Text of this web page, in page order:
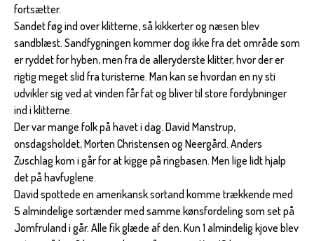
fortsætter.
Sandet føg ind over klitterne, så kikkerter og næsen blev
sandblæst. Sandfygningen kommer dog ikke fra det område som
er ryddet for hyben, men fra de alleryderste klitter, hvor der er
rigtig meget slid fra turisterne. Man kan se hvordan en ny sti
udvikler sig ved at vinden får fat og bliver til store fordybninger
ind i klitterne.
Der var mange folk på havet i dag. David Manstrup,
onsdagsholdet, Morten Christensen og Neergård. Anders
Zuschlag kom i går for at kigge på ringbasen. Men lige lidt hjalp
det på havfuglene.
David spottede en amerikansk sortand komme trækkende med
5 almindelige sortænder med samme kønsfordeling som set på
Jomfruland i går. Alle fik glæde af den. Kun 1 almindelig kjove blev